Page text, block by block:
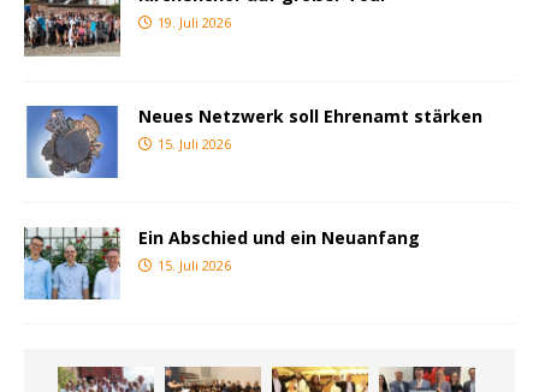
19. Juli 2026
Neues Netzwerk soll Ehrenamt stärken
15. Juli 2026
Ein Abschied und ein Neuanfang
15. Juli 2026